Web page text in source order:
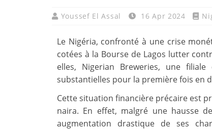
Youssef El Assal 16 Apr 2024
Le Nigéria, confronté à une crise
cotées à la Bourse de Lagos lutter
elles, Nigerian Breweries, une
substantielles pour la première fois en
Cette situation financière précaire est
naira. En effet, malgré une hausse
augmentation drastique de ses